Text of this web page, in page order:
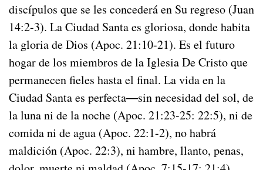
discípulos que se les concederá en Su regreso (Juan
14:2-3). La Ciudad Santa es gloriosa, donde habita
la gloria de Dios (Apoc. 21:10-21). Es el futuro
hogar de los miembros de la Iglesia De Cristo que
permanecen fieles hasta el final. La vida en la
Ciudad Santa es perfecta―sin necesidad del sol, de
la luna ni de la noche (Apoc. 21:23-25: 22:5), ni de
comida ni de agua (Apoc. 22:1-2), no habrá
maldición (Apoc. 22:3), ni hambre, llanto, penas,